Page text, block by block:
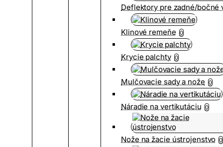
Deflektory pre zadné/bočné
Klinové remeňe 0
Krycie palchty 0
Mulčovacie sady a nože 0
Náradie na vertikutáciu 0
Nože na žacie ústrojenstvo 0